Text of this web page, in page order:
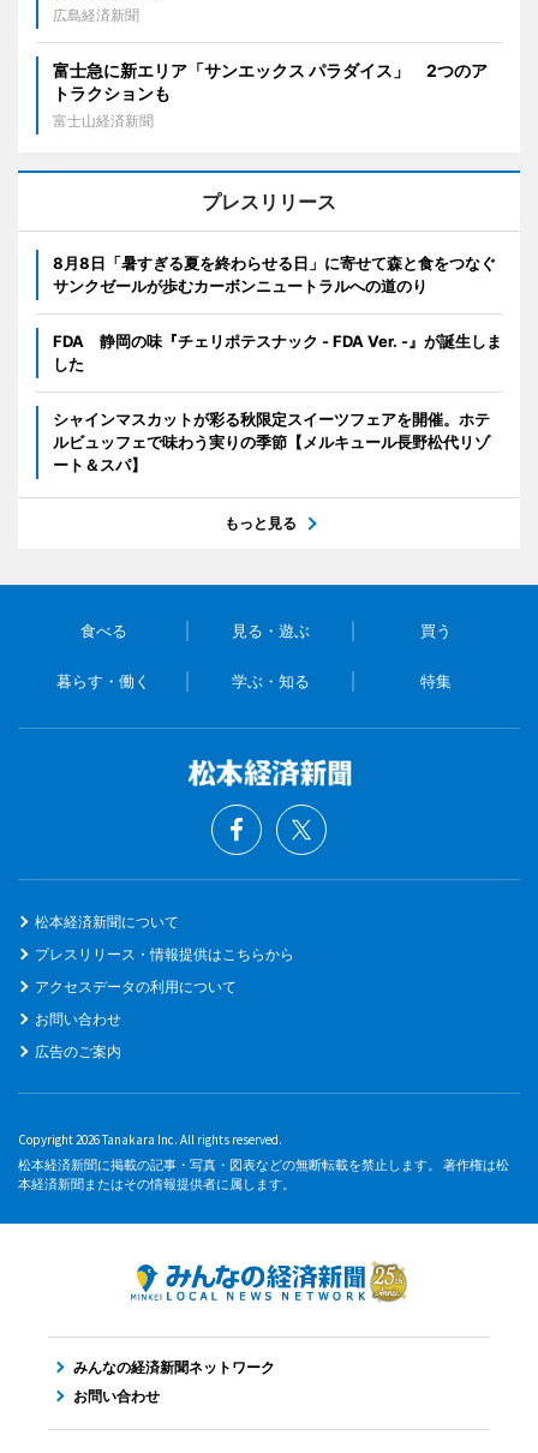
広島経済新聞
富士急に新エリア「サンエックス パラダイス」 2つのア
トラクションも
富士山経済新聞
プレスリリース
8月8日「暑すぎる夏を終わらせる日」に寄せて森と食をつなぐ
サンクゼールが歩むカーボンニュートラルへの道のり
FDA 静岡の味『チェリポテスナック - FDA Ver. -』が誕生しま
した
シャインマスカットが彩る秋限定スイーツフェアを開催。ホテ
ルビュッフェで味わう実りの季節【メルキュール長野松代リゾ
ート＆スパ】
もっと見る
食べる 見る・遊ぶ 買う
暮らす・働く 学ぶ・知る 特集
松本経済新聞について
プレスリリース・情報提供はこちらから
アクセスデータの利用について
お問い合わせ
広告のご案内
Copyright 2026 Tanakara Inc. All rights reserved.
松本経済新聞に掲載の記事・写真・図表などの無断転載を禁止します。 著作権は松
本経済新聞またはその情報提供者に属します。
みんなの経済新聞ネットワーク
お問い合わせ